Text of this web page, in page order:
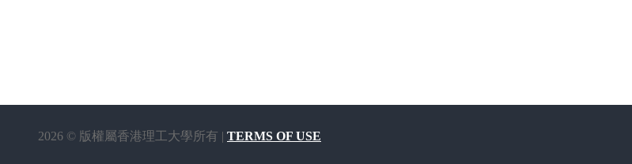
2026 © 版權屬香港理工大學所有 | TERMS OF USE